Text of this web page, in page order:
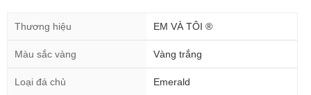
Thương hiệu EM VÀ TÔI ®
Màu sắc vàng Vàng trắng
Loại đá chủ Emerald